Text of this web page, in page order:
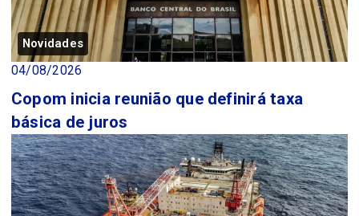
Novidades
04/08/2026
Copom inicia reunião que definirá taxa
básica de juros